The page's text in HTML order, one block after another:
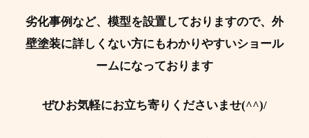
劣化事例など、模型を設置しておりますので、外
壁塗装に詳しくない方にもわかりやすいショール
ームになっております
ぜひお気軽にお立ち寄りくださいませ(^^)/